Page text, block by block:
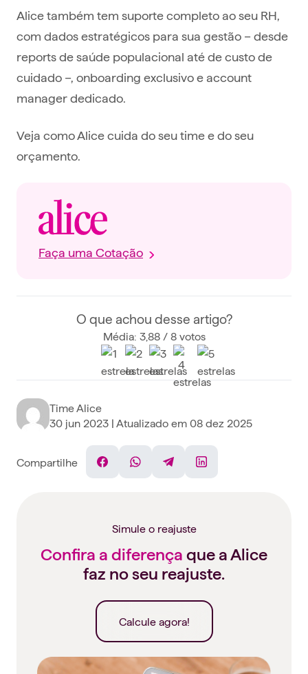
Alice também tem suporte completo ao seu RH,
com dados estratégicos para sua gestão – desde
reports de saúde populacional até de custo de
cuidado –, onboarding exclusivo e account
manager dedicado.
Veja como Alice cuida do seu time e do seu
orçamento.
Faça uma Cotação
O que achou desse artigo?
Média: 3,88 / 8 votos
Time Alice
30 jun 2023 | Atualizado em 08 dez 2025
Compartilhe
FacebookWhatsAppTelegramLinkedin
Simule o reajuste
Confira a diferença que a Alice
faz no seu reajuste.
Calcule agora!